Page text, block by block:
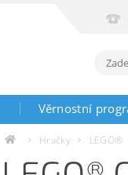
Věrnostní
Hračky LEGO®